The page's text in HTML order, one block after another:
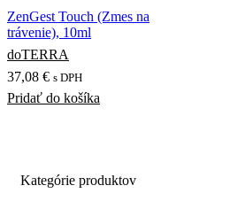
ZenGest Touch (Zmes na
trávenie), 10ml
doTERRA
37,08 € s DPH
Pridať do košíka
Kategórie produktov